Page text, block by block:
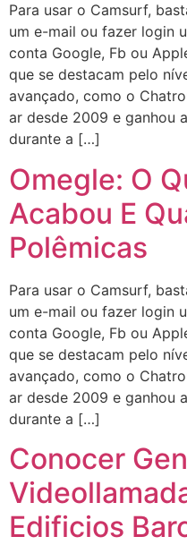
Para usar o Camsurf,
um e-mail ou fazer login
conta Google, Fb ou
que se destacam pelo
avançado, como o
ar desde 2009 e ganhou
durante a […]
Omegle: O
Acabou E
Polêmicas
Para usar o Camsurf,
um e-mail ou fazer login
conta Google, Fb ou
que se destacam pelo
avançado, como o
ar desde 2009 e ganhou
durante a […]
Conocer
Edificios